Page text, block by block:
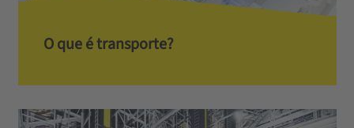
O que é transporte?